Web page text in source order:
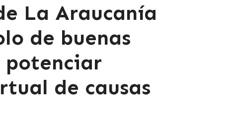
La Araucanía
de buenas
potenciar
de causas